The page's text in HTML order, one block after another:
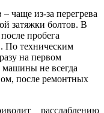
чаще из-за перегрева
затяжки болтов. В
пробега
По техническим
на первом
машины не всегда
после ремонтных
расслаблению